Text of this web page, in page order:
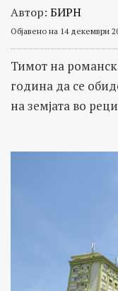
Автор: БИРН
Објавено на 14 декември
Тимот на
година да се
на земјата во